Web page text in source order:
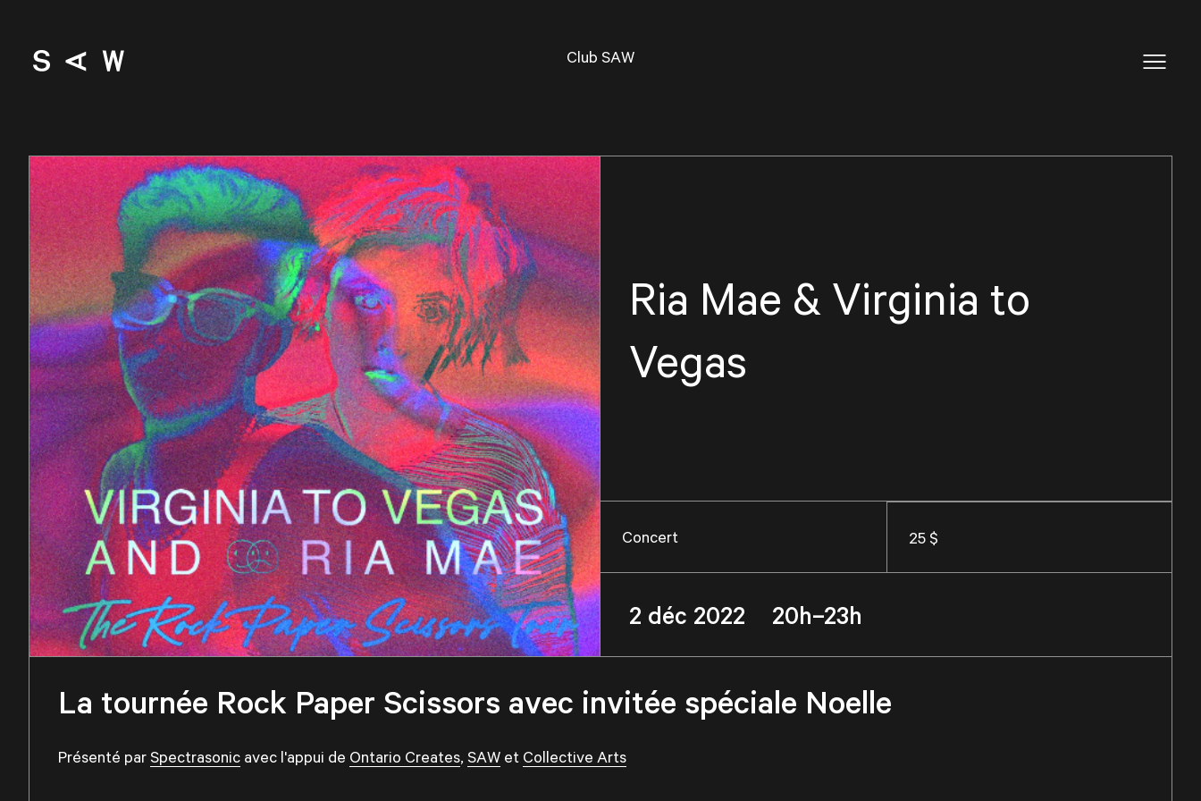
Club SAW
Ria Mae & Virginia to
Vegas
Concert 25 $
2 déc 2022 20h–23h
La tournée Rock Paper Scissors avec invitée spéciale Noelle
Présenté par Spectrasonic avec l'appui de Ontario Creates, SAW et Collective Arts